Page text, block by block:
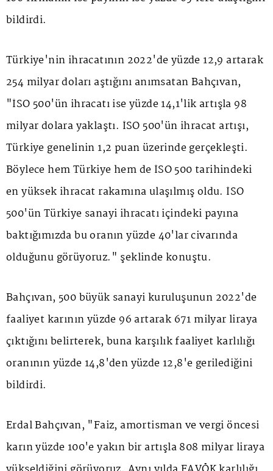
bildirdi.
Türkiye'nin ihracatının 2022'de yüzde 12,9 artarak
254 milyar doları aştığını anımsatan Bahçıvan,
"İSO 500'ün ihracatı ise yüzde 14,1'lik artışla 98
milyar dolara yaklaştı. İSO 500'ün ihracat artışı,
Türkiye genelinin 1,2 puan üzerinde gerçekleşti.
Böylece hem Türkiye hem de İSO 500 tarihindeki
en yüksek ihracat rakamına ulaşılmış oldu. İSO
500'ün Türkiye sanayi ihracatı içindeki payına
baktığımızda bu oranın yüzde 40'lar civarında
olduğunu görüyoruz." şeklinde konuştu.
Bahçıvan, 500 büyük sanayi kuruluşunun 2022'de
faaliyet karının yüzde 96 artarak 671 milyar liraya
çıktığını belirterek, buna karşılık faaliyet karlılığı
oranının yüzde 14,8'den yüzde 12,8'e gerilediğini
bildirdi.
Erdal Bahçıvan, "Faiz, amortisman ve vergi öncesi
karın yüzde 100'e yakın bir artışla 808 milyar liraya